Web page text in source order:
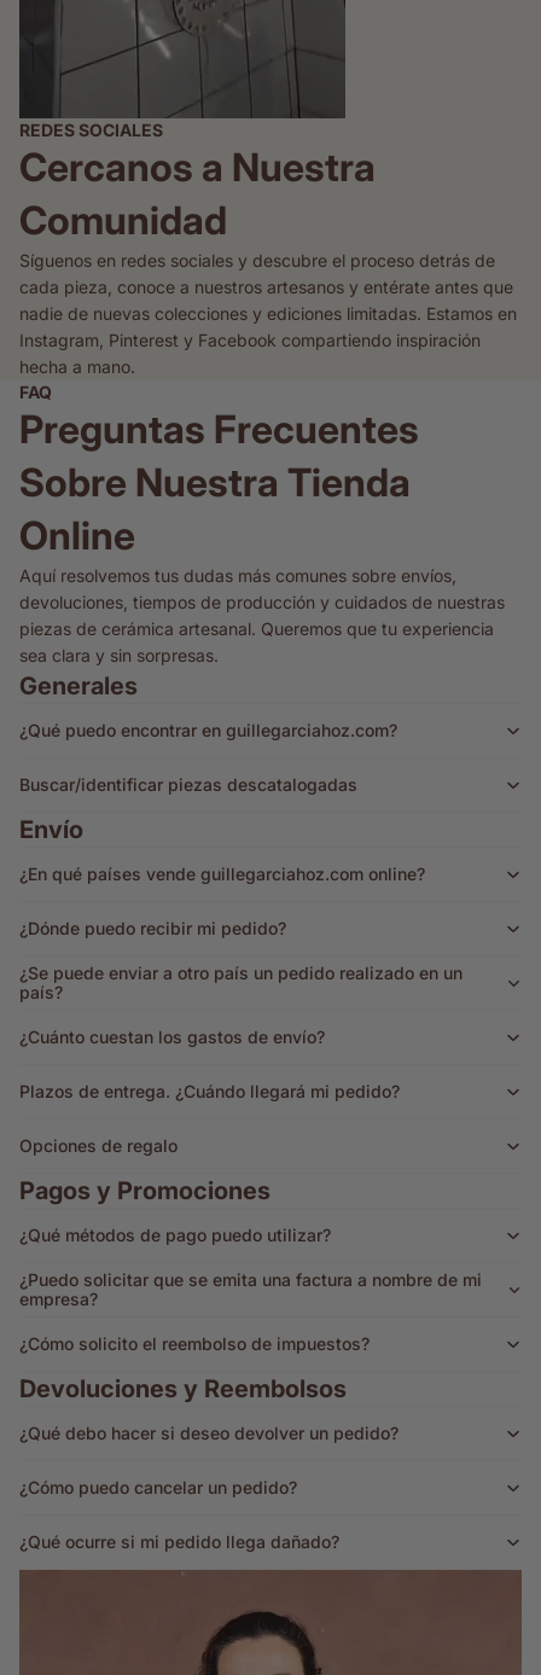
REDES SOCIALES
Cercanos a Nuestra
Comunidad
Síguenos en redes sociales y descubre el proceso detrás de
cada pieza, conoce a nuestros artesanos y entérate antes que
nadie de nuevas colecciones y ediciones limitadas. Estamos en
Instagram, Pinterest y Facebook compartiendo inspiración
hecha a mano.
FAQ
Preguntas Frecuentes
Sobre Nuestra Tienda
Online
Aquí resolvemos tus dudas más comunes sobre envíos,
devoluciones, tiempos de producción y cuidados de nuestras
piezas de cerámica artesanal. Queremos que tu experiencia
sea clara y sin sorpresas.
Generales
¿Qué puedo encontrar en guillegarciahoz.com?
Buscar/identificar piezas descatalogadas
Envío
¿En qué países vende guillegarciahoz.com online?
¿Dónde puedo recibir mi pedido?
¿Se puede enviar a otro país un pedido realizado en un
país?
¿Cuánto cuestan los gastos de envío?
Plazos de entrega. ¿Cuándo llegará mi pedido?
Opciones de regalo
Pagos y Promociones
¿Qué métodos de pago puedo utilizar?
¿Puedo solicitar que se emita una factura a nombre de mi
empresa?
¿Cómo solicito el reembolso de impuestos?
Devoluciones y Reembolsos
¿Qué debo hacer si deseo devolver un pedido?
¿Cómo puedo cancelar un pedido?
¿Qué ocurre si mi pedido llega dañado?